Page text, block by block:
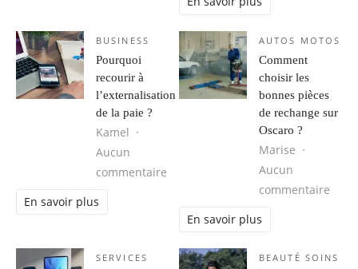
BUSINESS
Pourquoi
recourir à
l’externalisation
de la paie ?
Kamel
Aucun
commentaire sur Pourquoi recourir à
En savoir plus
AUTOS MOTOS
Comment
choisir les
bonnes pièces
de rechange sur
Oscaro ?
Marise
Aucun
commentaire
En savoir plus
SERVICES
BEAUTÉ SOINS